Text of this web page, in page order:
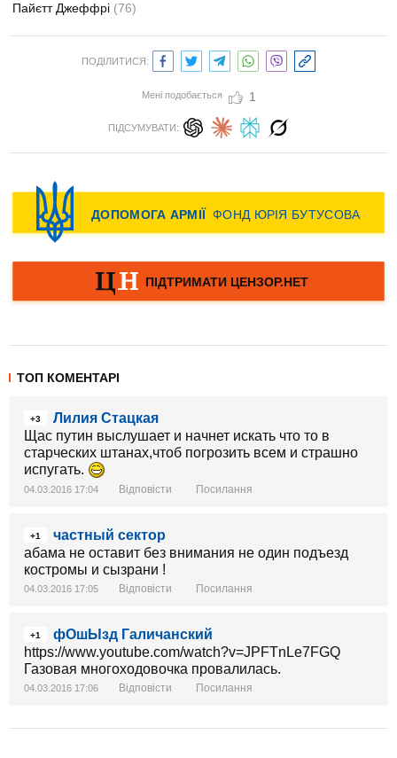
Пайєтт Джеффрі (76)
ПОДІЛИТИСЯ:
Мені подобається 1
ПІДСУМУВАТИ:
ТОП КОМЕНТАРІ
+3
Лилия Стацкая
Щас путин выслушает и начнет искать что то в
старческих штанах,чтоб погрозить всем и страшно
испугать.
04.03.2016 17:04 Відповісти Посилання
+1
частный сектор
абама не оставит без внимания не один подъезд
костромы и сызрани !
04.03.2016 17:05 Відповісти Посилання
+1
фОшЫзд Галичанский
https://www.youtube.com/watch?v=JPFTnLe7FGQ
Газовая многоходовочка провалилась.
04.03.2016 17:06 Відповісти Посилання